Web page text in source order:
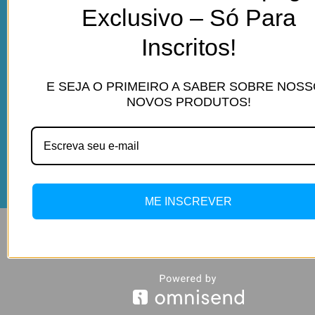
– SC
Abertos das 9hrs ás 18:30hrs de segunda a sábado.
Exclusivo – Só Para
Inscritos!
E SEJA O PRIMEIRO A SABER SOBRE
NOVOS PRODUTOS!
ME INSCREVER